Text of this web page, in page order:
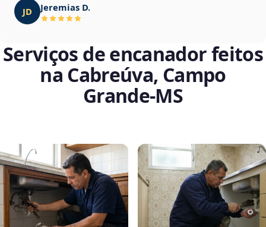
JD Jeremias D.
Serviços de encanador feitos
na Cabreúva, Campo
Grande‑MS